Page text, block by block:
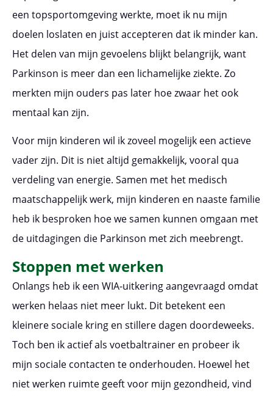
een topsportomgeving werkte, moet ik nu mijn
doelen loslaten en juist accepteren dat ik minder kan.
Het delen van mijn gevoelens blijkt belangrijk, want
Parkinson is meer dan een lichamelijke ziekte. Zo
merkten mijn ouders pas later hoe zwaar het ook
mentaal kan zijn.
Voor mijn kinderen wil ik zoveel mogelijk een actieve
vader zijn. Dit is niet altijd gemakkelijk, vooral qua
verdeling van energie. Samen met het medisch
maatschappelijk werk, mijn kinderen en naaste familie
heb ik besproken hoe we samen kunnen omgaan met
de uitdagingen die Parkinson met zich meebrengt.
Stoppen met werken
Onlangs heb ik een WIA-uitkering aangevraagd omdat
werken helaas niet meer lukt. Dit betekent een
kleinere sociale kring en stillere dagen doordeweeks.
Toch ben ik actief als voetbaltrainer en probeer ik
mijn sociale contacten te onderhouden. Hoewel het
niet werken ruimte geeft voor mijn gezondheid, vind